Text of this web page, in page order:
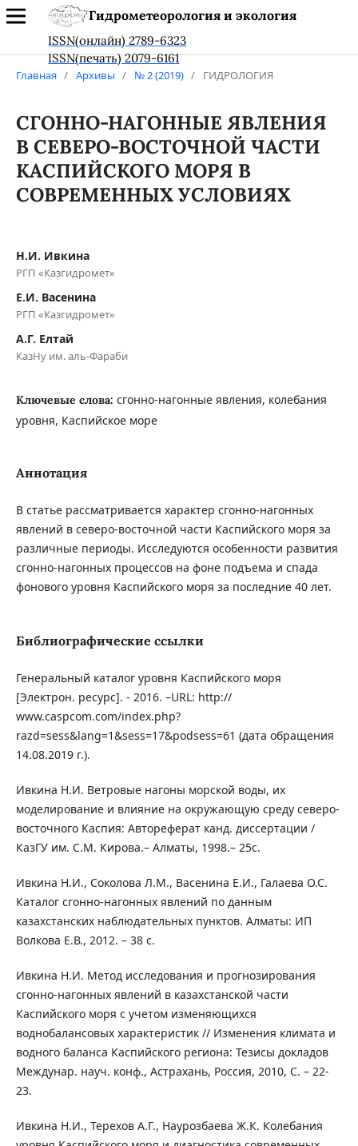
Гидрометеорология и экология
ISSN(онлайн) 2789-6323
ISSN(печать) 2079-6161
Главная / Архивы / № 2 (2019) / ГИДРОЛОГИЯ
СГОННО-НАГОННЫЕ ЯВЛЕНИЯ
В СЕВЕРО-ВОСТОЧНОЙ ЧАСТИ
КАСПИЙСКОГО МОРЯ В
СОВРЕМЕННЫХ УСЛОВИЯХ
Н.И. Ивкина
РГП «Казгидромет»
Е.И. Васенина
РГП «Казгидромет»
А.Г. Елтай
КазНу им. аль-Фараби
Ключевые слова: сгонно-нагонные явления, колебания
уровня, Каспийское море
Аннотация
В статье рассматривается характер сгонно-нагонных
явлений в северо-восточной части Каспийского моря за
различные периоды. Исследуются особенности развития
сгонно-нагонных процессов на фоне подъема и спада
фонового уровня Каспийского моря за последние 40 лет.
Библиографические ссылки
Генеральный каталог уровня Каспийского моря
[Электрон. ресурс]. - 2016. –URL: http://
www.caspcom.com/index.php?
razd=sess&lang=1&sess=17&podsess=61 (дата обращения
14.08.2019 г.).
Ивкина Н.И. Ветровые нагоны морской воды, их
моделирование и влияние на окружающую среду северо-
восточного Каспия: Автореферат канд. диссертации /
КазГУ им. С.М. Кирова.– Алматы, 1998.– 25с.
Ивкина Н.И., Соколова Л.М., Васенина Е.И., Галаева О.С.
Каталог сгонно-нагонных явлений по данным
казахстанских наблюдательных пунктов. Алматы: ИП
Волкова Е.В., 2012. – 38 c.
Ивкина Н.И. Метод исследования и прогнозирования
сгонно-нагонных явлений в казахстанской части
Каспийского моря с учетом изменяющихся
воднобалансовых характеристик // Изменения климата и
водного баланса Каспийского региона: Тезисы докладов
Междунар. науч. конф., Астрахань, Россия, 2010, С. – 22-
23.
Ивкина Н.И., Терехов А.Г., Наурозбаева Ж.К. Колебания